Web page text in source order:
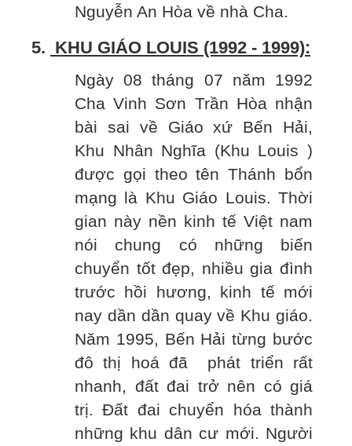
Nguyễn An Hòa về nhà Cha.
5. KHU GIÁO LOUIS (1992 - 1999):
Ngày 08 tháng 07 năm 1992
Cha Vinh Sơn Trần Hòa nhận
bài sai về Giáo xứ Bến Hải,
Khu Nhân Nghĩa (Khu Louis )
được gọi theo tên Thánh bổn
mạng là Khu Giáo Louis. Thời
gian này nền kinh tế Việt nam
nói chung có những biến
chuyển tốt đẹp, nhiều gia đình
trước hồi hương, kinh tế mới
nay dần dần quay về Khu giáo.
Năm 1995, Bến Hải từng bước
đô thị hoá đã phát triển rất
nhanh, đất đai trở nên có giá
trị. Đất đai chuyển hóa thành
những khu dân cư mới. Người